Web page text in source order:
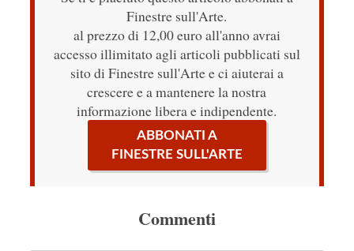
Finestre sull'Arte.
al prezzo di 12,00 euro all'anno avrai
accesso illimitato agli articoli pubblicati sul
sito di Finestre sull'Arte e ci aiuterai a
crescere e a mantenere la nostra
informazione libera e indipendente.
ABBONATI A
FINESTRE SULL'ARTE
Commenti